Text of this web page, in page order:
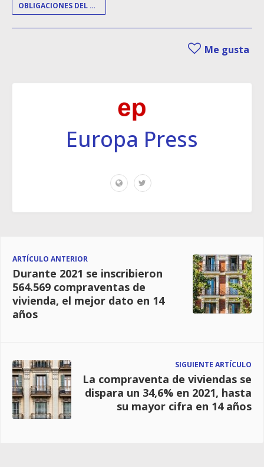
OBLIGACIONES DEL PROPIETARIO
Me gusta
Europa Press
ARTÍCULO ANTERIOR
Durante 2021 se inscribieron
564.569 compraventas de
vivienda, el mejor dato en 14
años
SIGUIENTE ARTÍCULO
La compraventa de viviendas se
dispara un 34,6% en 2021, hasta
su mayor cifra en 14 años